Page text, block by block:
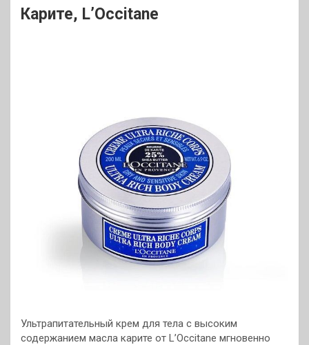
Карите, L’Occitane
Ультрапитательный крем для тела с высоким
содержанием масла карите от L’Occitane мгновенно